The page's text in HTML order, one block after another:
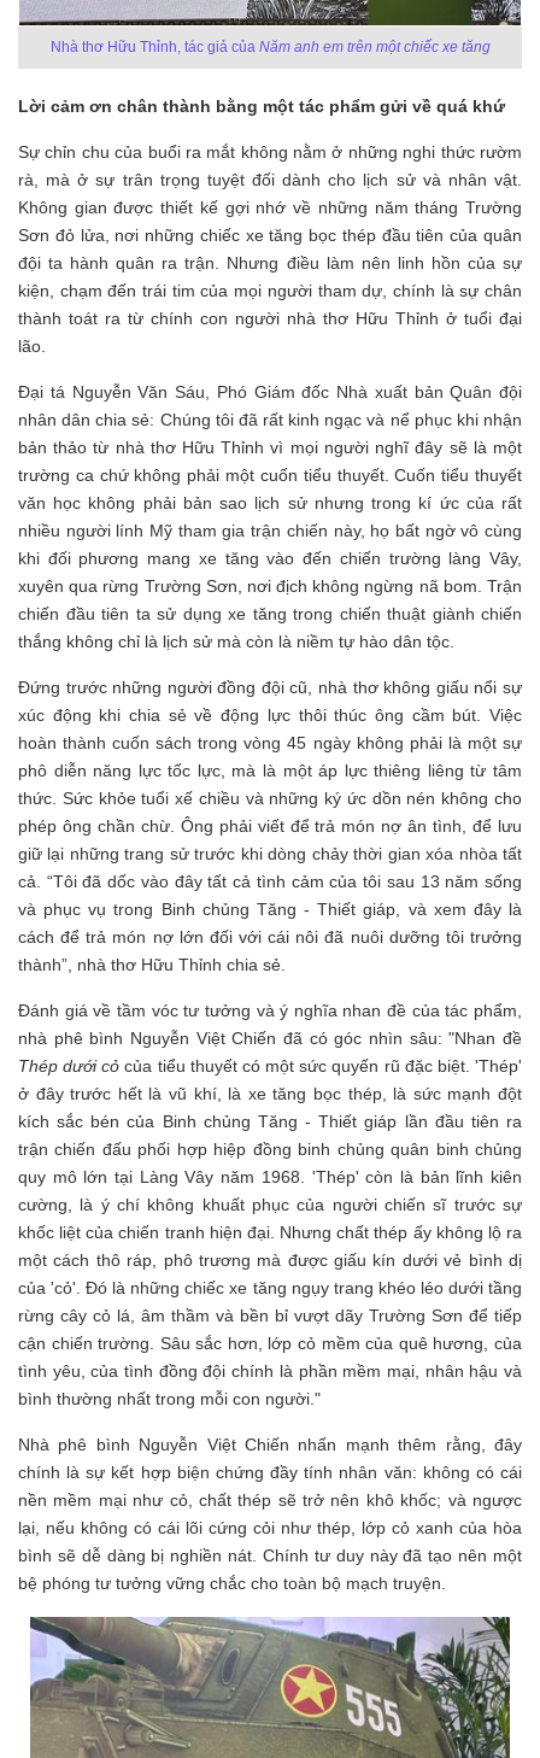
Nhà thơ Hữu Thỉnh, tác giả của Năm anh em trên một chiếc xe tăng
Lời cảm ơn chân thành bằng một tác phẩm gửi về quá khứ
Sự chỉn chu của buổi ra mắt không nằm ở những nghi thức rườm
rà, mà ở sự trân trọng tuyệt đối dành cho lịch sử và nhân vật.
Không gian được thiết kế gợi nhớ về những năm tháng Trường
Sơn đỏ lửa, nơi những chiếc xe tăng bọc thép đầu tiên của quân
đội ta hành quân ra trận. Nhưng điều làm nên linh hồn của sự
kiện, chạm đến trái tim của mọi người tham dự, chính là sự chân
thành toát ra từ chính con người nhà thơ Hữu Thỉnh ở tuổi đại
lão.
Đại tá Nguyễn Văn Sáu, Phó Giám đốc Nhà xuất bản Quân đội
nhân dân chia sẻ: Chúng tôi đã rất kinh ngạc và nể phục khi nhận
bản thảo từ nhà thơ Hữu Thỉnh vì mọi người nghĩ đây sẽ là một
trường ca chứ không phải một cuốn tiểu thuyết. Cuốn tiểu thuyết
văn học không phải bản sao lịch sử nhưng trong kí ức của rất
nhiều người lính Mỹ tham gia trận chiến này, họ bất ngờ vô cùng
khi đối phương mang xe tăng vào đến chiến trường làng Vây,
xuyên qua rừng Trường Sơn, nơi địch không ngừng nã bom. Trận
chiến đầu tiên ta sử dụng xe tăng trong chiến thuật giành chiến
thắng không chỉ là lịch sử mà còn là niềm tự hào dân tộc.
Đứng trước những người đồng đội cũ, nhà thơ không giấu nổi sự
xúc động khi chia sẻ về động lực thôi thúc ông cầm bút. Việc
hoàn thành cuốn sách trong vòng 45 ngày không phải là một sự
phô diễn năng lực tốc lực, mà là một áp lực thiêng liêng từ tâm
thức. Sức khỏe tuổi xế chiều và những ký ức dồn nén không cho
phép ông chần chừ. Ông phải viết để trả món nợ ân tình, để lưu
giữ lại những trang sử trước khi dòng chảy thời gian xóa nhòa tất
cả. “Tôi đã dốc vào đây tất cả tình cảm của tôi sau 13 năm sống
và phục vụ trong Binh chủng Tăng - Thiết giáp, và xem đây là
cách để trả món nợ lớn đối với cái nôi đã nuôi dưỡng tôi trưởng
thành”, nhà thơ Hữu Thỉnh chia sẻ.
Đánh giá về tầm vóc tư tưởng và ý nghĩa nhan đề của tác phẩm,
nhà phê bình Nguyễn Việt Chiến đã có góc nhìn sâu: "Nhan đề
Thép dưới cỏ của tiểu thuyết có một sức quyến rũ đặc biệt. 'Thép'
ở đây trước hết là vũ khí, là xe tăng bọc thép, là sức mạnh đột
kích sắc bén của Binh chủng Tăng - Thiết giáp lần đầu tiên ra
trận chiến đấu phối hợp hiệp đồng binh chủng quân binh chủng
quy mô lớn tại Làng Vây năm 1968. 'Thép' còn là bản lĩnh kiên
cường, là ý chí không khuất phục của người chiến sĩ trước sự
khốc liệt của chiến tranh hiện đại. Nhưng chất thép ấy không lộ ra
một cách thô ráp, phô trương mà được giấu kín dưới vẻ bình dị
của 'cỏ'. Đó là những chiếc xe tăng ngụy trang khéo léo dưới tầng
rừng cây cỏ lá, âm thầm và bền bỉ vượt dãy Trường Sơn để tiếp
cận chiến trường. Sâu sắc hơn, lớp cỏ mềm của quê hương, của
tình yêu, của tình đồng đội chính là phần mềm mại, nhân hậu và
bình thường nhất trong mỗi con người."
Nhà phê bình Nguyễn Việt Chiến nhấn mạnh thêm rằng, đây
chính là sự kết hợp biện chứng đầy tính nhân văn: không có cái
nền mềm mại như cỏ, chất thép sẽ trở nên khô khốc; và ngược
lại, nếu không có cái lõi cứng cỏi như thép, lớp cỏ xanh của hòa
bình sẽ dễ dàng bị nghiền nát. Chính tư duy này đã tạo nên một
bệ phóng tư tưởng vững chắc cho toàn bộ mạch truyện.